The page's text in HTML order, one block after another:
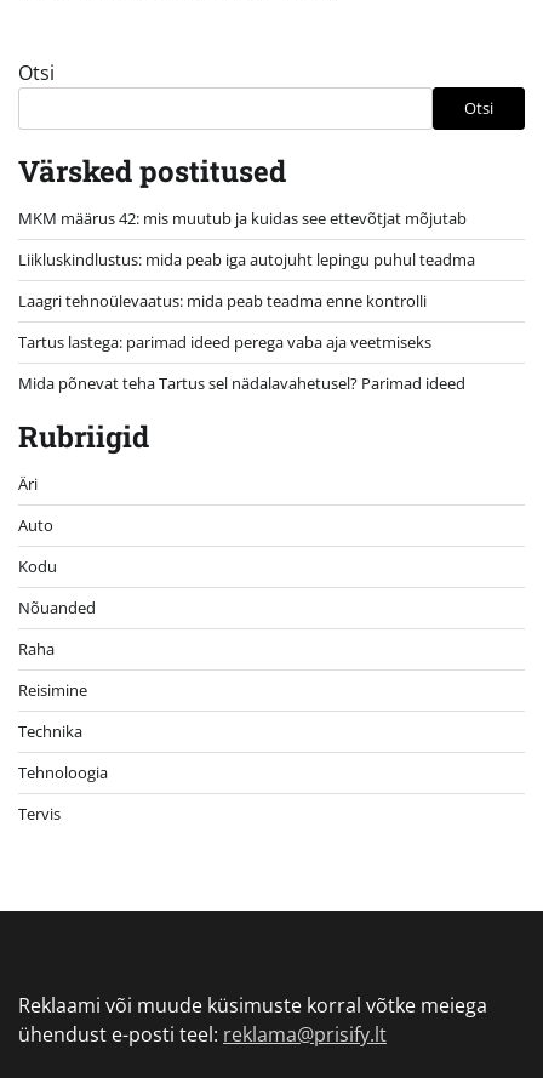
Otsi
Otsi
Värsked postitused
MKM määrus 42: mis muutub ja kuidas see ettevõtjat mõjutab
Liikluskindlustus: mida peab iga autojuht lepingu puhul teadma
Laagri tehnoülevaatus: mida peab teadma enne kontrolli
Tartus lastega: parimad ideed perega vaba aja veetmiseks
Mida põnevat teha Tartus sel nädalavahetusel? Parimad ideed
Rubriigid
Äri
Auto
Kodu
Nõuanded
Raha
Reisimine
Technika
Tehnoloogia
Tervis
Reklaami või muude küsimuste korral võtke meiega
ühendust e-posti teel: reklama@prisify.lt